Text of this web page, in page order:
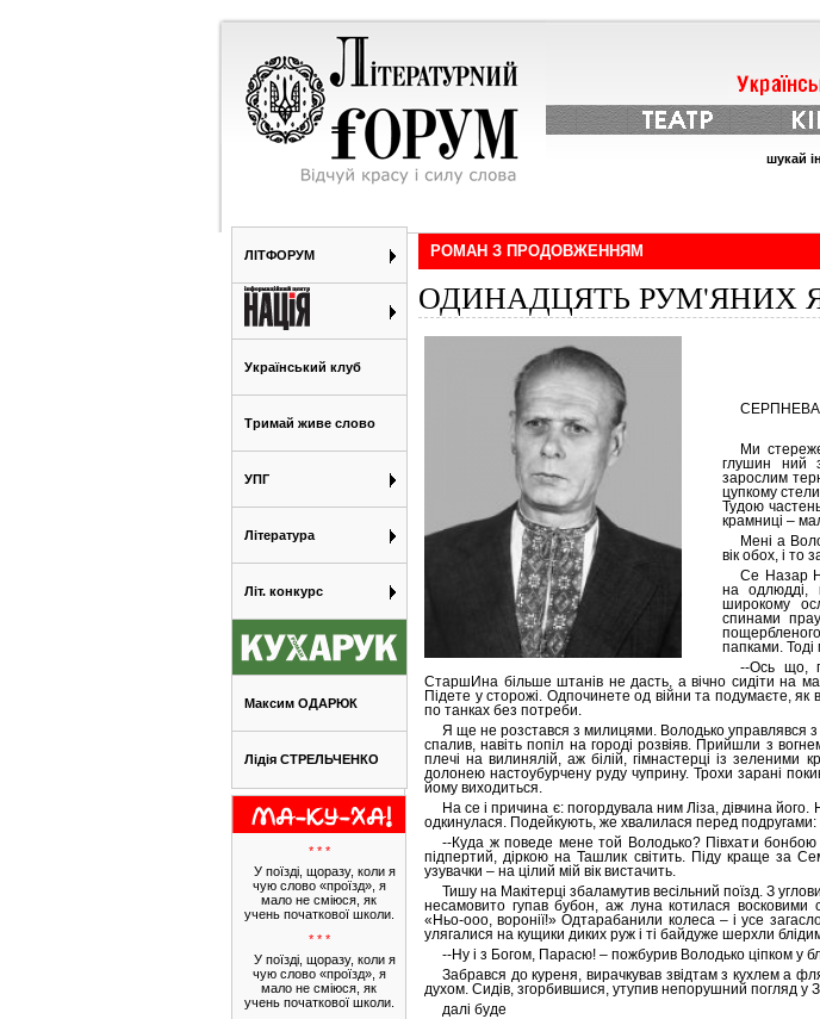
шукай
ЛІТФОРУМ
Український клуб
Тримай живе слово
УПГ
Література
Літ. конкурс
Максим ОДАРЮК
Лідія СТРЕЛЬЧЕНКО
* * *
У поїзді, щоразу, коли я
чую слово «проїзд», я
мало не сміюся, як
учень початкової школи.
* * *
У поїзді, щоразу, коли я
чую слово «проїзд», я
мало не сміюся, як
учень початкової школи.
РОМАН З ПРОДОВЖЕННЯМ
ОДИНАДЦЯТЬ РУМ'ЯНИХ
Ми
глушин ний
зарослим
цупкому
Тудою
крамниці –
Мені а
вік обох, і
Се Назар
на одлюдді,
широкому
спинами
папками. Тоді
--Ось що,
СтаршИна більше штанів не дасть, а вічно сидіти на
Підете у сторожі. Одпочинете од війни та подумаєте, як
по танках без потреби.
Я ще не розстався з милицями. Володько управлявся з
спалив, навіть попіл на городі розвіяв. Прийшли з
плечі на вилинялій, аж білій, гімнастерці із
долонею настоубурчену руду чуприну. Трохи зарані
йому виходиться.
На се і причина є: погордувала ним Ліза, дівчина
одкинулася. Подейкують, же хвалилася перед подругами:
--Куда ж поведе мене той Володько? Півхати
підпертий, діркою на Ташлик світить. Піду краще за
узувачки – на цілий мій вік вистачить.
Тишу на Макітерці збаламутив весільний поїзд. З
несамовито гупав бубон, аж луна котилася
«Ньо-ооо, воронії!» Одтарабанили колеса – і усе
улягалися на кущики диких руж і ті байдуже шерхли
--Ну і з Богом, Парасю! – пожбурив Володько ціпком у
Забрався до куреня, вирачкував звідтам з кухлем а
духом. Сидів, згорбившися, утупив непорушний погляд у
далі буде